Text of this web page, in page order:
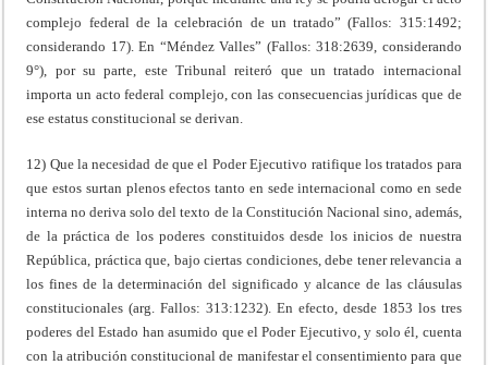
complejo federal de la celebración de un tratado” (Fallos: 315:1492;
considerando 17). En “Méndez Valles” (Fallos: 318:2639, considerando
9°), por su parte, este Tribunal reiteró que un tratado internacional
importa un acto federal complejo, con las consecuencias jurídicas que de
ese estatus constitucional se derivan.
12) Que la necesidad de que el Poder Ejecutivo ratifique los tratados para
que estos surtan plenos efectos tanto en sede internacional como en sede
interna no deriva solo del texto de la Constitución Nacional sino, además,
de la práctica de los poderes constituidos desde los inicios de nuestra
República, práctica que, bajo ciertas condiciones, debe tener relevancia a
los fines de la determinación del significado y alcance de las cláusulas
constitucionales (arg. Fallos: 313:1232). En efecto, desde 1853 los tres
poderes del Estado han asumido que el Poder Ejecutivo, y solo él, cuenta
con la atribución constitucional de manifestar el consentimiento para que